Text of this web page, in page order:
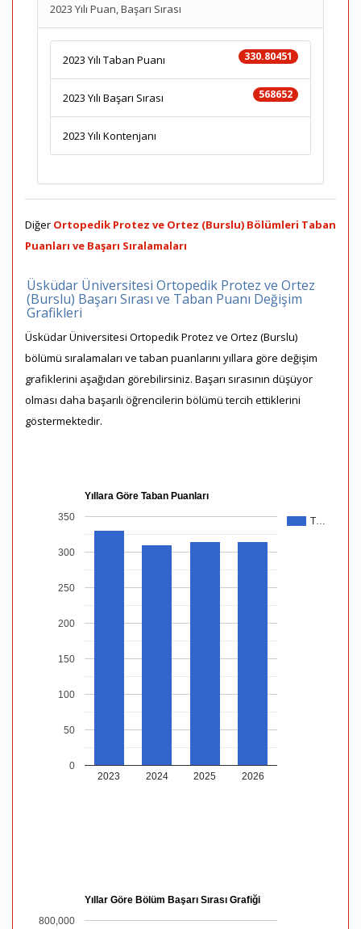
2023 Yılı Puan, Başarı Sırası
330.80451
2023 Yılı Taban Puanı
568652
2023 Yılı Başarı Sırası
2023 Yılı Kontenjanı
Diğer Ortopedik Protez ve Ortez (Burslu) Bölümleri Taban
Puanları ve Başarı Sıralamaları
Üsküdar Üniversitesi Ortopedik Protez ve Ortez
(Burslu) Başarı Sırası ve Taban Puanı Değişim
Grafikleri
Üsküdar Üniversitesi Ortopedik Protez ve Ortez (Burslu)
bölümü sıralamaları ve taban puanlarını yıllara göre değişim
grafiklerini aşağıdan görebilirsiniz. Başarı sırasının düşüyor
olması daha başarılı öğrencilerin bölümü tercih ettiklerini
göstermektedir.
Yıllara Göre Taban Puanları
T…
2023 2024 2025 2026
0
50
100
150
200
250
300
350
Yıllar Göre Bölüm Başarı Sırası Grafiği
800,000